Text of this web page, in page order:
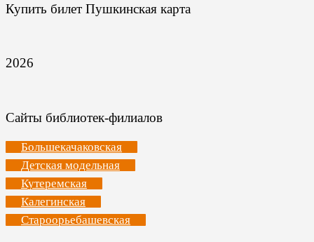
Купить билет Пушкинская карта
2026
Сайты библиотек-филиалов
Большекачаковская
Детская модельная
Кутеремская
Калегинская
Староорьебашевская